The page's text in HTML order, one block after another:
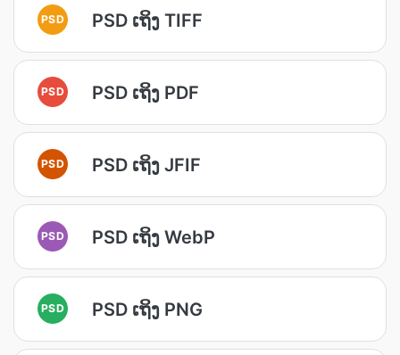
PSD PSD ເຖິງ TIFF
PSD PSD ເຖິງ PDF
PSD PSD ເຖິງ JFIF
PSD PSD ເຖິງ WebP
PSD PSD ເຖິງ PNG